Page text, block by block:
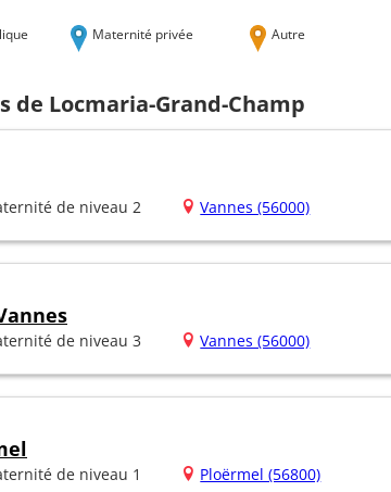
Maternité privée Autre
Locmaria-Grand-Champ
de niveau 2 Vannes (56000)
de niveau 3 Vannes (56000)
de niveau 1 Ploërmel (56800)